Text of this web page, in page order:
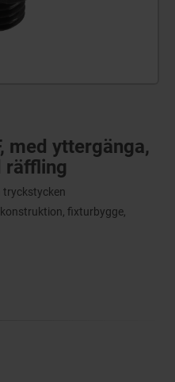
med yttergänga,
räffling
tryckstycken
fixturbygge,